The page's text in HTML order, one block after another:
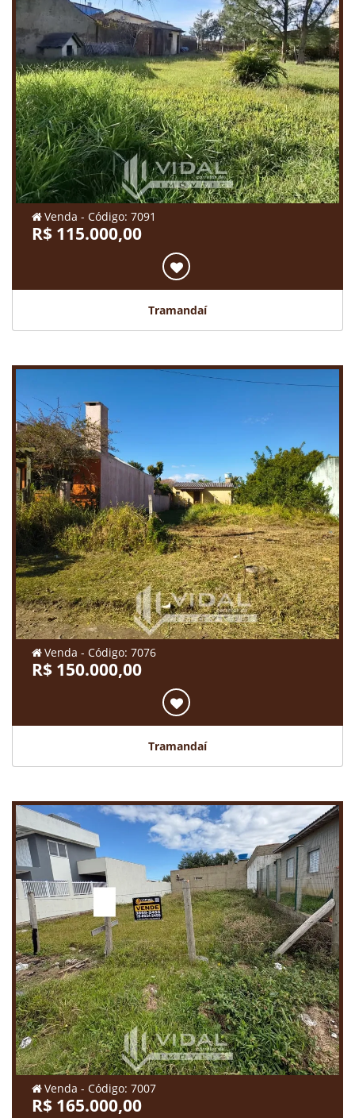
Venda - Código: 7091
R$ 115.000,00
Tramandaí
Venda - Código: 7076
R$ 150.000,00
Tramandaí
Venda - Código: 7007
R$ 165.000,00